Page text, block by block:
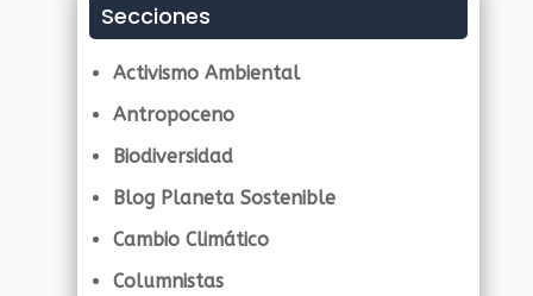
Secciones
Activismo Ambiental
Antropoceno
Biodiversidad
Blog Planeta Sostenible
Cambio Climático
Columnistas